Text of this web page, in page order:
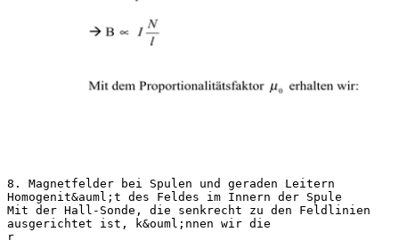
8. Magnetfelder bei Spulen und geraden Leitern
Homogenit&auml;t des Feldes im Innern der Spule
Mit der Hall-Sonde, die senkrecht zu den Feldlinien
ausgerichtet ist, k&ouml;nnen wir die
r